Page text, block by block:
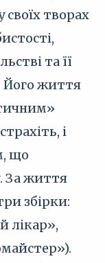
своїх творах
та її
Його життя
і
що
За життя
збірки:
лікар»,